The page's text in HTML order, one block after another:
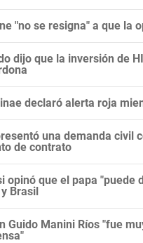
"no se resigna" a que la
dijo que la inversión de
declaró alerta roja
una demanda civil
de contrato
opinó que el papa
Brasil
Guido Manini Ríos "fue